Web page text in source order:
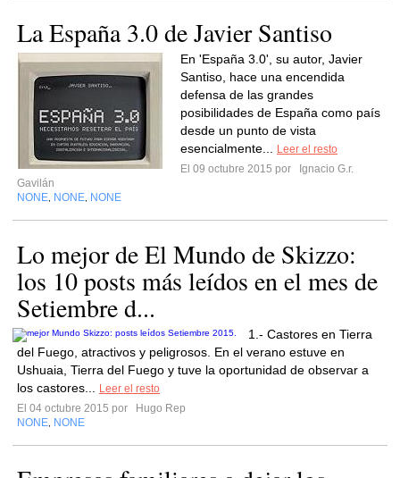
La España 3.0 de Javier Santiso
En 'España 3.0', su autor, Javier
Santiso, hace una encendida
defensa de las grandes
posibilidades de España como país
desde un punto de vista
esencialmente...
Leer el resto
El 09 octubre 2015 por
Ignacio G.r.
Gavilán
NONE NONE NONE
Lo mejor de El Mundo de Skizzo:
los 10 posts más leídos en el mes de
Setiembre d...
1.- Castores en Tierra
del Fuego, atractivos y peligrosos. En el verano estuve en
Ushuaia, Tierra del Fuego y tuve la oportunidad de observar a
los castores...
Leer el resto
El 04 octubre 2015 por
Hugo Rep
NONE NONE